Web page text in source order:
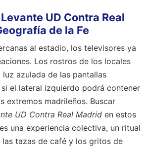
UD Contra Real
de la Fe
al estadio, los televisores ya
Los rostros de los locales
luz azulada de las pantallas
el lateral izquierdo podrá contener
extremos madrileños. Buscar
UD Contra Real Madrid en estos
una experiencia colectiva, un ritual
tazas de café y los gritos de